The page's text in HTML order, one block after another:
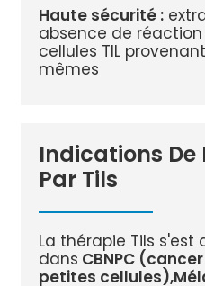
Haute sécurité :
absence de réaction
cellules TIL
mêmes
Indications De
Par Tils
La thérapie Tils
dans CBNPC
petites cellules),